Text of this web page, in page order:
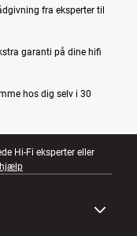
fra eksperter til
garanti på dine hifi
hos dig selv i 30
Hi-Fi eksperter eller
hjælp